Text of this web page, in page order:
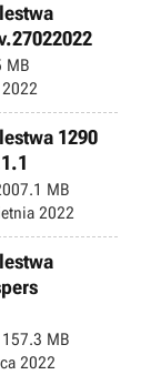
MB
1290
MB
2022
MB
2022